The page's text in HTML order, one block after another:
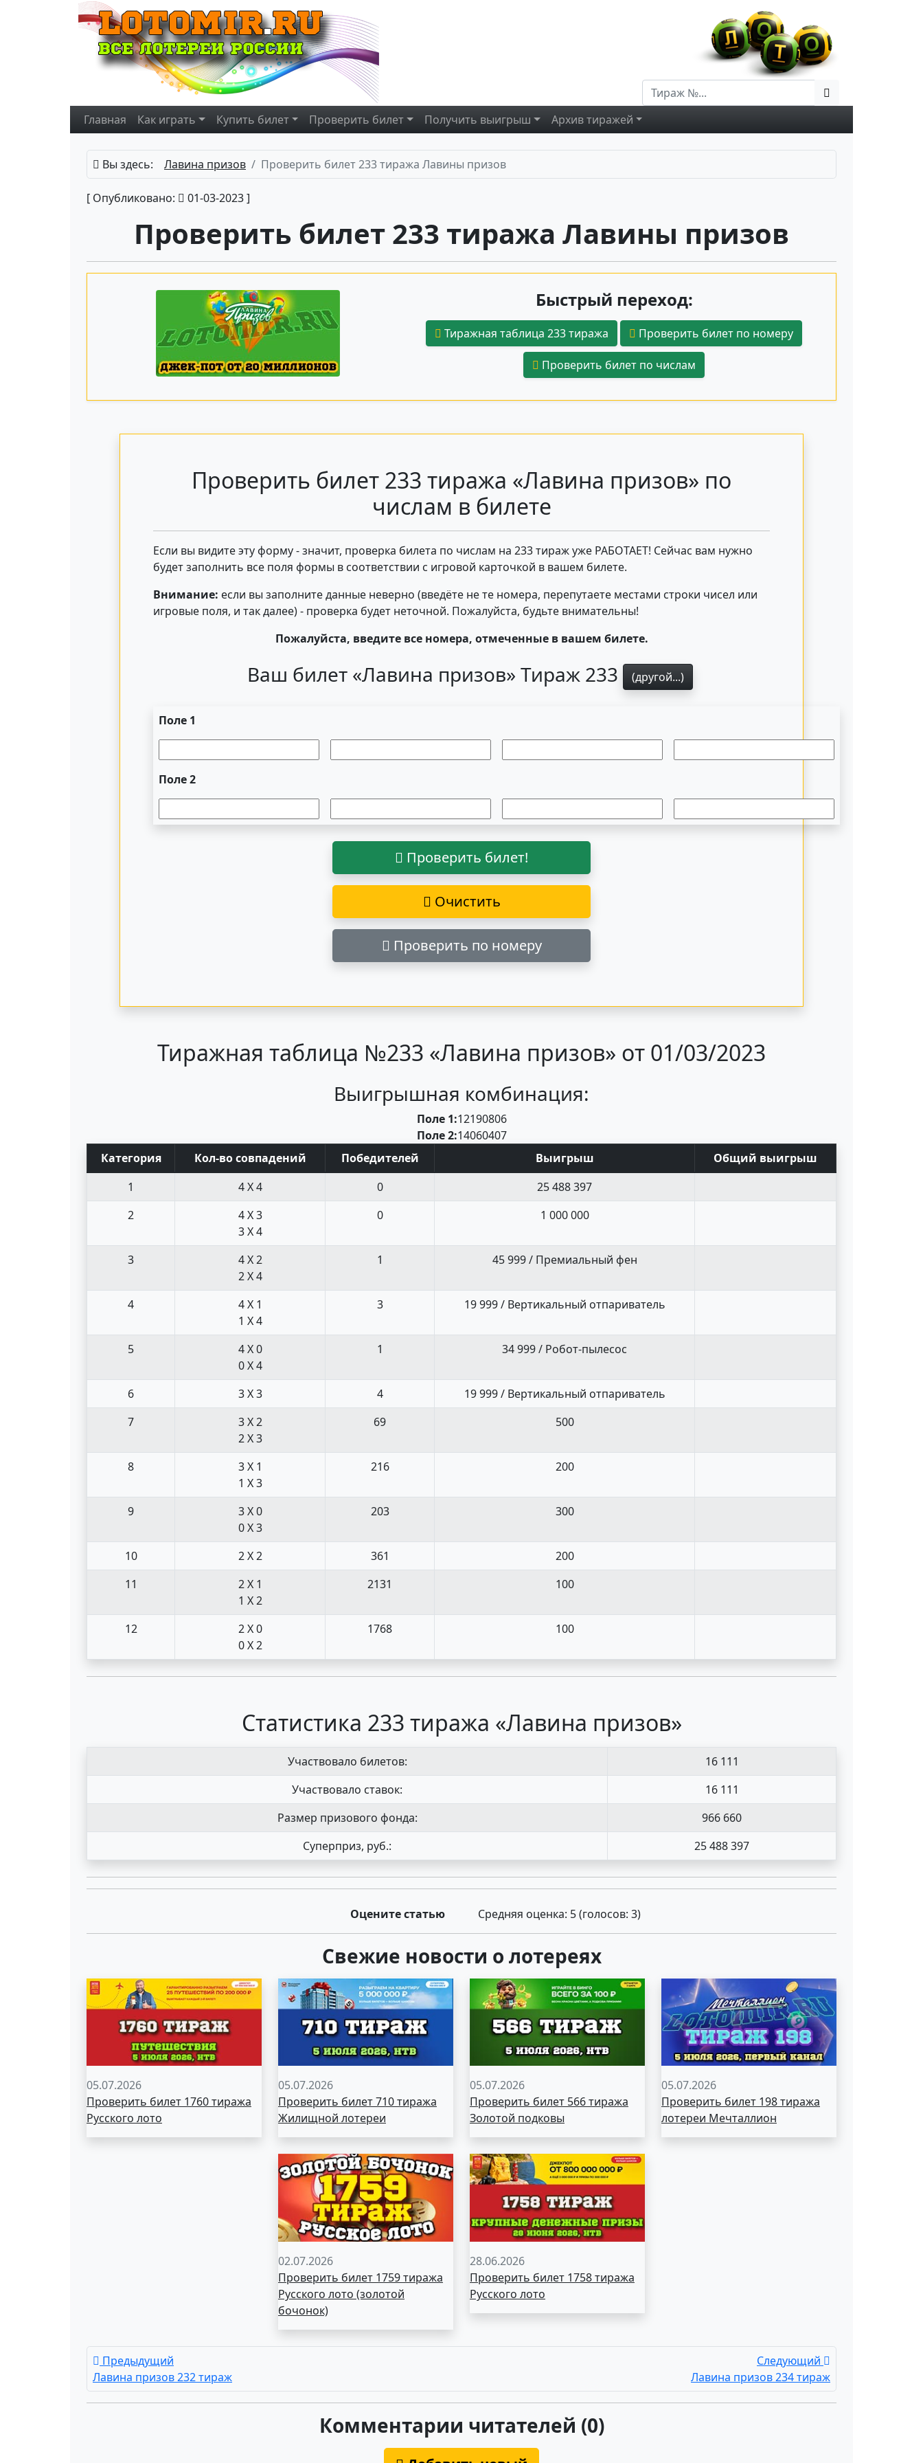
Главная Как играть Купить билет Проверить билет Получить выигрыш Архивтиражей
Вы здесь: Лавина призов Проверить билет 233 тиража Лавины призов
[ Опубликовано: 01-03-2023 ]
Проверить билет 233 тиража Лавины призов
Быстрый переход:
Тиражная таблица 233 тиража Проверить билет по номеру
Проверить билет по числам
Проверить билет 233 тиража «Лавина призов» по
числам в билете
Если вы видите эту форму - значит, проверка билета по числам на 233 тираж уже РАБОТАЕТ! Сейчас вам нужно
будет заполнить все поля формы в соответствии с игровой карточкой в вашем билете.
Внимание: если вы заполните данные неверно (введёте не те номера, перепутаете местами строки чисел или
игровые поля, и так далее) - проверка будет неточной. Пожалуйста, будьте внимательны!
Пожалуйста, введите все номера, отмеченные в вашем билете.
Ваш билет «Лавина призов» Тираж 233 (другой...)
Поле 1
Поле 2
Проверить билет!
Очистить
Проверить по номеру
Тиражная таблица №233 «Лавина призов» от 01/03/2023
Выигрышная комбинация:
Поле 1:12190806
Поле 2:14060407
Категория Кол-во совпадений Победителей Выигрыш
Общий выигрыш
1
4 X 4 0
25 488 397
2
4 X 3
3 X 4
0 1 000 000
3
4 X 2
2 X 4
1 45 999 / Премиальный фен
4
4 X 1
1 X 4
3 19 999 / Вертикальный отпариватель
5
4 X 0
0 X 4
1 34 999 / Робот-пылесос
6 3 X 3 4
19 999 / Вертикальный отпариватель
7
3 X 2
2 X 3
69 500
8
3 X 1
1 X 3
216 200
9
3 X 0
0 X 3
203 300
10 2 X 2 361
200
11
2 X 1
1 X 2
2131 100
12
2 X 0
0 X 2
1768 100
Статистика 233 тиража «Лавина призов»
Участвовало билетов:
16 111
Участвовало ставок:
16 111
Размер призового фонда:
966 660
Суперприз, руб.:
25 488 397
Оцените статью Средняя оценка: 5(голосов: 3)
Свежие новости о лотереях
05.07.2026
Проверить билет 1760 тиража
Русского лото
05.07.2026
Проверить билет 710 тиража
Жилищной лотереи
05.07.2026
Проверить билет 566 тиража
Золотой подковы
05.07.2026
Проверить билет 198 тиража
лотереи Мечталлион
02.07.2026
Проверить билет 1759 тиража
Русского лото (золотой
бочонок)
28.06.2026
Проверить билет 1758 тиража
Русского лото
Предыдущий
Лавина призов 232 тираж
Следующий
Лавина призов 234 тираж
Комментарии читателей (0)